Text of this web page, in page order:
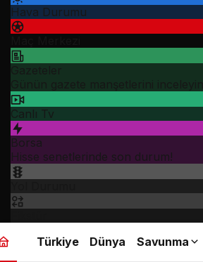
Hava Durumu
Gazeteler
Günün gazete manşetlerini inceleyin.
Canlı Tv
Borsa
Hisse senetlerinde son durum!
Türkiye
Dünya Savunma
Modern